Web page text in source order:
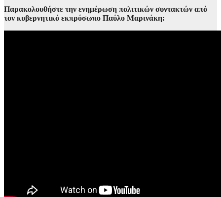
Παρακολουθήστε την ενημέρωση πολιτικών συντακτών από
τον κυβερνητικό εκπρόσωπο Παύλο Μαρινάκη: